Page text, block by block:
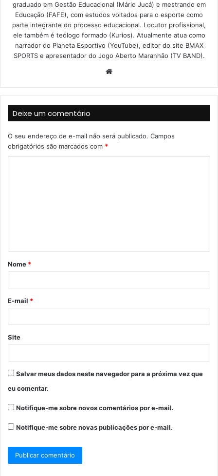
graduado em Gestão Educacional (Mário Jucá) e mestrando em
Educação (FAFE), com estudos voltados para o esporte como
parte integrante do processo educacional. Locutor profissional,
ele também é teólogo formado (Kurios). Atualmente atua como
narrador do Planeta Esportivo (YouTube), editor do site BMAX
SPORTS e apresentador do Jogo Aberto Maranhão (TV BAND).
b
s
e
Deixe um comentário
O seu endereço de e-mail não será publicado. Campos
obrigatórios são marcados com *
á
r
*
Nome *
E-mail *
Site
Salvar meus dados neste navegador para a próxima vez que
eu comentar.
Notifique-me sobre novos comentários por e-mail.
Notifique-me sobre novas publicações por e-mail.